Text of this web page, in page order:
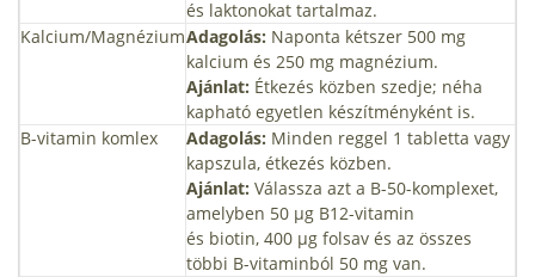
és laktonokat tartalmaz.
Kalcium/MagnéziumAdagolás: Naponta kétszer 500 mg
kalcium és 250 mg magnézium.
Ajánlat: Étkezés közben szedje; néha
kapható egyetlen készítményként is.
B-vitamin komlex
Adagolás: Minden reggel 1 tabletta vagy
kapszula, étkezés közben.
Ajánlat: Válassza azt a B-50-komplexet,
amelyben 50 µg B12-vitamin
és biotin, 400 µg folsav és az összes
többi B-vitaminból 50 mg van.